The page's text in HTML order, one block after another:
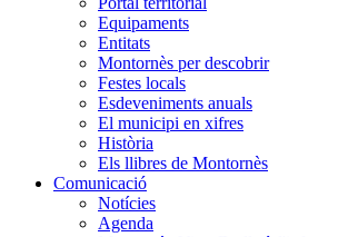
Equipaments
Entitats
Montornès per descobrir
Festes locals
Esdeveniments anuals
El municipi en xifres
Història
Els llibres de Montornès
Comunicació
Notícies
Agenda